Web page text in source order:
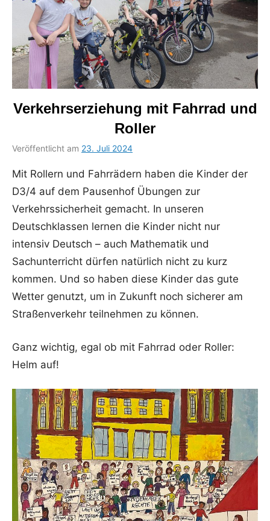
Verkehrserziehung mit Fahrrad und
Roller
Veröffentlicht am 23. Juli 2024
Schumacher
Mit Rollern und Fahrrädern haben die Kinder der
D3/4 auf dem Pausenhof Übungen zur
Verkehrssicherheit gemacht. In unseren
Deutschklassen lernen die Kinder nicht nur
intensiv Deutsch – auch Mathematik und
Sachunterricht dürfen natürlich nicht zu kurz
kommen. Und so haben diese Kinder das gute
Wetter genutzt, um in Zukunft noch sicherer am
Straßenverkehr teilnehmen zu können.
Ganz wichtig, egal ob mit Fahrrad oder Roller:
Helm auf!